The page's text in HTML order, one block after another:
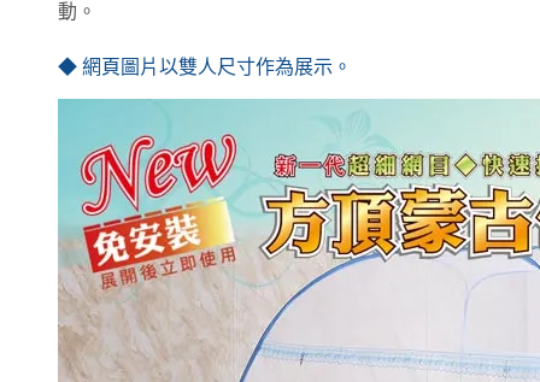
動。
◆ 網頁圖片以雙人尺寸作為展示。